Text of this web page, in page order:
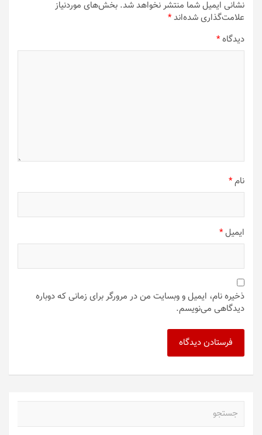
نشانی ایمیل شما منتشر نخواهد شد. بخش‌های موردنیاز
علامت‌گذاری شده‌اند*
دیدگاه*
نام*
ایمیل*
ذخیره نام، ایمیل و وبسایت من در مرورگر برای زمانی که دوباره
دیدگاهی می‌نویسم.